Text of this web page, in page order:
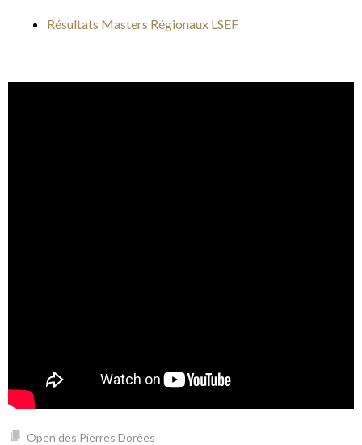
Résultats Masters Régionaux LSEF
Open des Pierres Dorées